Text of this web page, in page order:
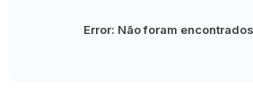
Error: Não foram